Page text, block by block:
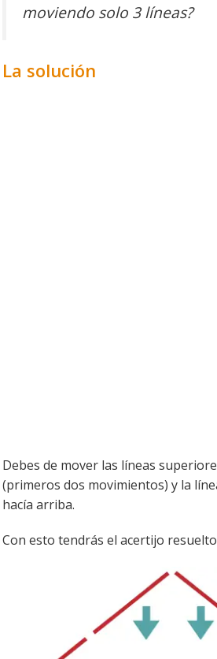
moviendo solo 3 líneas?
La solución
Debes de mover las líneas
(primeros dos movimientos) y la
hacía arriba.
Con esto tendrás el acertijo